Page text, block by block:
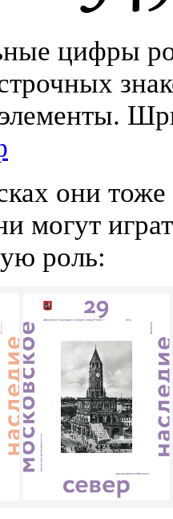
цифры
они тоже
могут
роль: